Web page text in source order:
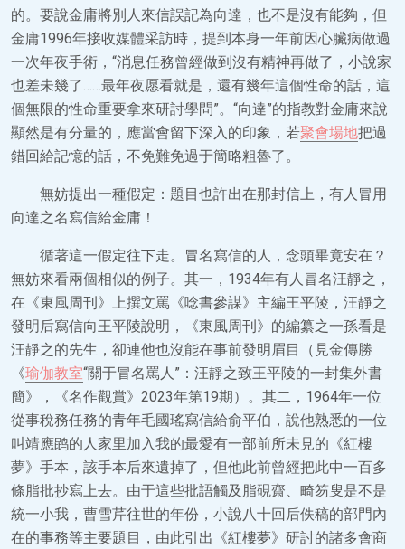
的。要說金庸將別人來信誤記為向達，也不是沒有能夠，但
金庸1996年接收媒體采訪時，提到本身一年前因心臟病做過
一次年夜手術，“消息任務曾經做到沒有精神再做了，小說家
也差未幾了……最年夜愿看就是，還有幾年這個性命的話，這
個無限的性命重要拿來研討學問”。“向達”的指教對金庸來說
顯然是有分量的，應當會留下深入的印象，若聚會場地把過
錯回給記憶的話，不免難免過于簡略粗魯了。
無妨提出一種假定：題目也許出在那封信上，有人冒用
向達之名寫信給金庸！
循著這一假定往下走。冒名寫信的人，念頭畢竟安在？
無妨來看兩個相似的例子。其一，1934年有人冒名汪靜之，
在《東風周刊》上撰文罵《唸書參謀》主編王平陵，汪靜之
發明后寫信向王平陵說明，《東風周刊》的編纂之一孫看是
汪靜之的先生，卻連他也沒能在事前發明眉目（見金傳勝
《瑜伽教室“關于冒名罵人”：汪靜之致王平陵的一封集外書
簡》，《名作觀賞》2023年第19期）。其二，1964年一位
從事稅務任務的青年毛國瑤寫信給俞平伯，說他熟悉的一位
叫靖應鹍的人家里加入我的最愛有一部前所未見的《紅樓
夢》手本，該手本后來遺掉了，但他此前曾經把此中一百多
條脂批抄寫上去。由于這些批語觸及脂硯齋、畸笏叟是不是
統一小我，曹雪芹往世的年份，小說八十回后佚稿的部門內
在的事務等主要題目，由此引出《紅樓夢》研討的諸多會商